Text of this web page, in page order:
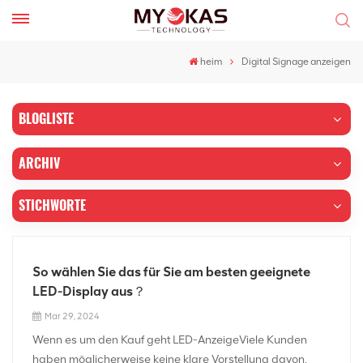
heim Digital Signage anzeigen
BLOGLISTE
ARCHIV
STICHWORTE
So wählen Sie das für Sie am besten geeignete
LED-Display aus？
Mar 29, 2024
Wenn es um den Kauf geht LED-AnzeigeViele Kunden
haben möglicherweise keine klare Vorstellung davon,